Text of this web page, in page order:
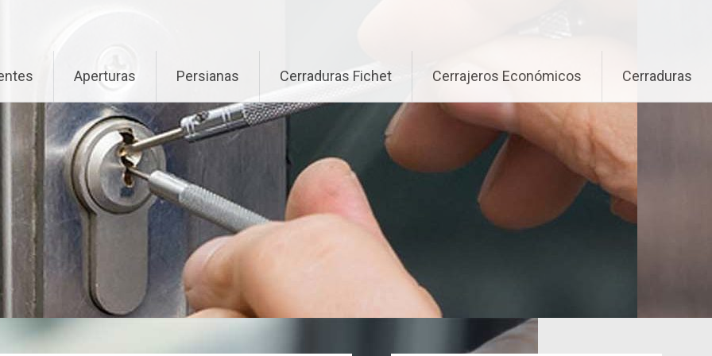
Aperturas Persianas Cerraduras Fichet Cerrajeros Económicos Cerraduras